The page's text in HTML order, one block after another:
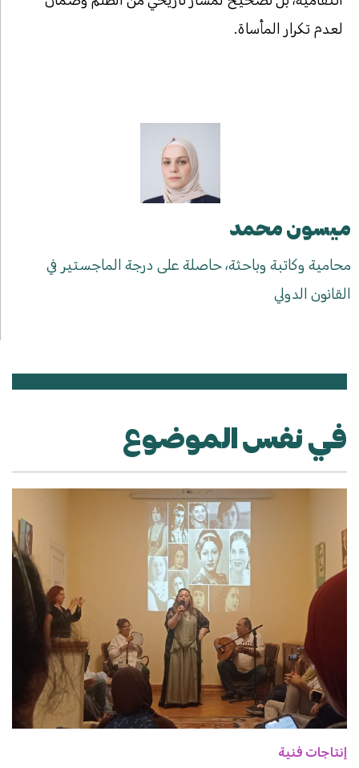
لعدم تكرار المأساة.
ميسون محمد
محامية وكاتبة وباحثة، حاصلة على درجة الماجستير في
القانون الدولي
في نفس الموضوع
إنتاجات فنية